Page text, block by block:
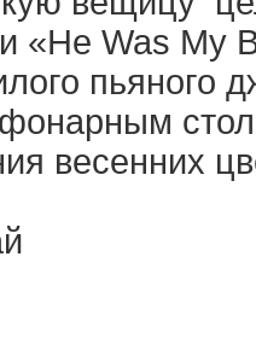
«He Was My
пьяного
фонарным
весенних